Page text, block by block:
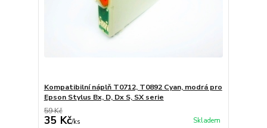
Kompatibilní náplň T0712, T0892 Cyan, modrá pro
Epson Stylus Bx, D, Dx S, SX serie
59 Kč
35 Kč/ks Skladem